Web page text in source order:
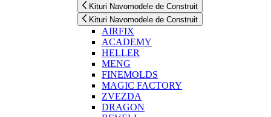
Kituri Navomodele de Construit
Kituri Navomodele de Construit
AIRFIX
ACADEMY
HELLER
MENG
FINEMOLDS
MAGIC FACTORY
ZVEZDA
DRAGON